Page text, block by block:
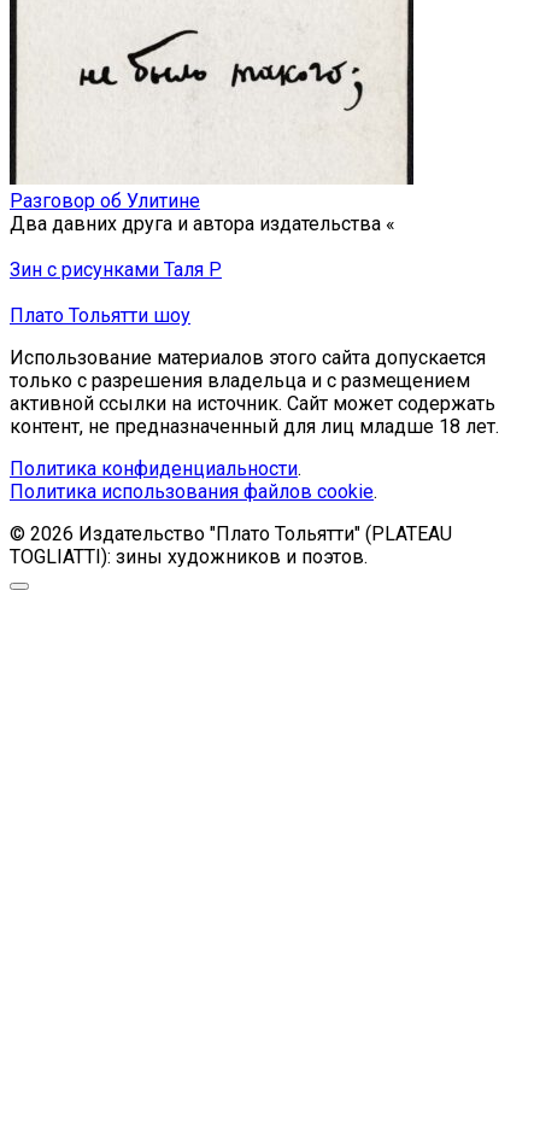
Разговор об Улитине
Два давних друга и автора издательства «
Зин с рисунками Таля Р
Плато Тольятти шоу
Использование материалов этого сайта допускается
только с разрешения владельца и с размещением
активной ссылки на источник. Сайт может содержать
контент, не предназначенный для лиц младше 18 лет.
Политика конфиденциальности.
Политика использования файлов cookie.
© 2026 Издательство "Плато Тольятти" (PLATEAU
TOGLIATTI): зины художников и поэтов.